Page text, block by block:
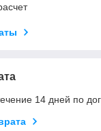
14 дней по